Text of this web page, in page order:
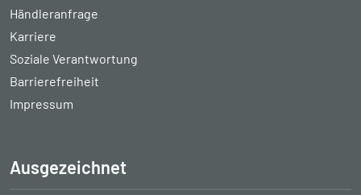
Händleranfrage
Karriere
Soziale Verantwortung
Barrierefreiheit
Impressum
Ausgezeichnet